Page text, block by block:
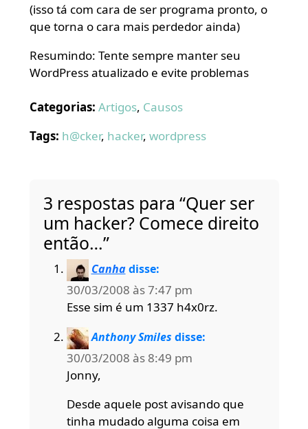
(isso tá com cara de ser programa pronto, o
que torna o cara mais perdedor ainda)
Resumindo: Tente sempre manter seu
WordPress atualizado e evite problemas
Categorias: Artigos, Causos
Tags: h@cker, hacker, wordpress
3 respostas para “Quer ser
um hacker? Comece direito
então…”
Canha disse:
30/03/2008 às 7:47 pm
Esse sim é um 1337 h4x0rz.
Anthony Smiles disse:
30/03/2008 às 8:49 pm
Jonny,
Desde aquele post avisando que
tinha mudado alguma coisa em